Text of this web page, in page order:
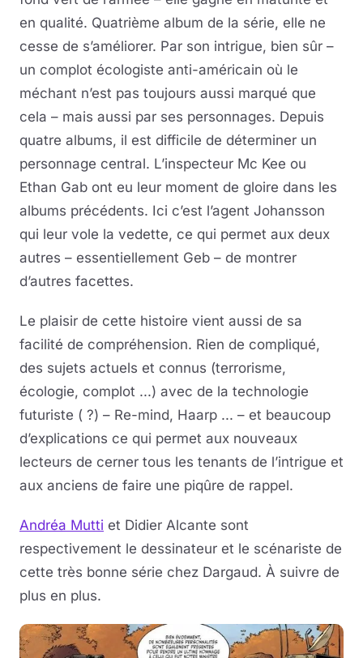
en qualité. Quatrième album de la série, elle ne
cesse de s’améliorer. Par son intrigue, bien sûr –
un complot écologiste anti-américain où le
méchant n’est pas toujours aussi marqué que
cela – mais aussi par ses personnages. Depuis
quatre albums, il est difficile de déterminer un
personnage central. L’inspecteur Mc Kee ou
Ethan Gab ont eu leur moment de gloire dans les
albums précédents. Ici c’est l’agent Johansson
qui leur vole la vedette, ce qui permet aux deux
autres – essentiellement Geb – de montrer
d’autres facettes.
Le plaisir de cette histoire vient aussi de sa
facilité de compréhension. Rien de compliqué,
des sujets actuels et connus (terrorisme,
écologie, complot ...) avec de la technologie
futuriste ( ?) – Re-mind, Haarp ... – et beaucoup
d’explications ce qui permet aux nouveaux
lecteurs de cerner tous les tenants de l’intrigue et
aux anciens de faire une piqûre de rappel.
Andréa Mutti et Didier Alcante sont
respectivement le dessinateur et le scénariste de
cette très bonne série chez Dargaud. À suivre de
plus en plus.